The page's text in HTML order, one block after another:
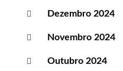
Dezembro 2024
Novembro 2024
Outubro 2024